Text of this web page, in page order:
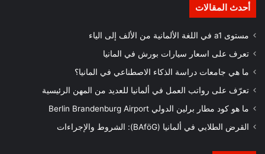
أحدث المقالات
مستوى a1 في اللغة الألمانية من الألف إلى الياء
تعرف على اسعار سيارات بورش في المانيا
ما هي جامعات دراسة الذكاء الاصطناعي في المانيا؟
تعرّف على رواتب العمل في ألمانيا للعديد من المهن الرئيسية
ما هو كود مطار برلين الدولي Berlin Brandenburg Airport
القرض الطلابي في ألمانيا (BAföG): الشروط والإجراءات